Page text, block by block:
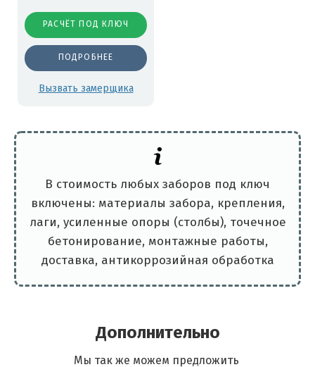
РАСЧЁТ ПОД КЛЮЧ
ПОДРОБНЕЕ
Вызвать замерщика
В стоимость любых заборов под ключ
включены: материалы забора, крепления,
лаги, усиленные опоры (столбы), точечное
бетонирование, монтажные работы,
доставка, антикоррозийная обработка
Дополнительно
Мы так же можем предложить